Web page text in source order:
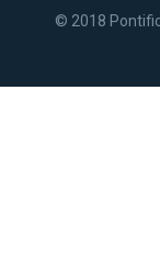
© 2018